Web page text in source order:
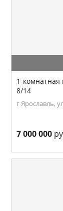
1-комнатная
8/14
г Ярославль,
7 000 000